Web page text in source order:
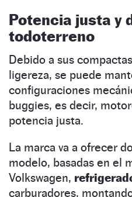
Potencia justa y
todoterreno
Debido a sus
ligereza, se puede
configuraciones
buggies, es decir,
potencia justa.
La marca va a ofrecer
modelo, basadas en el
Volkswagen,
carburadores,